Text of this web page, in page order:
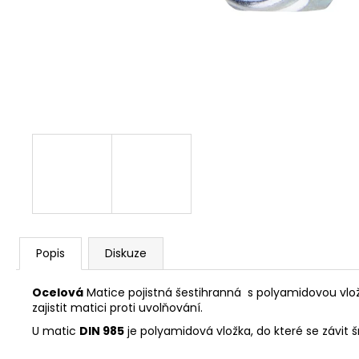
Popis Diskuze
Ocelová Matice pojistná šestihranná s polyamidovou
zajistit matici proti uvolňování.
U matic DIN 985 je polyamidová vložka, do které se závit
NÝT DUTÝ DVOJDÍLNÝ 3,5X10 NIKL